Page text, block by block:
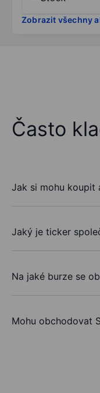
Zobrazit všechny
Často
Jak si mohu koupit
Jaký je ticker
Na jaké burze se
Mohu obchodovat